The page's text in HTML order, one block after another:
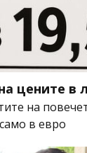
цените в
на
в евро